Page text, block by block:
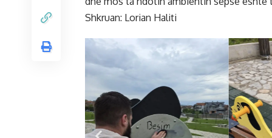
Shkruan: Lorian Haliti